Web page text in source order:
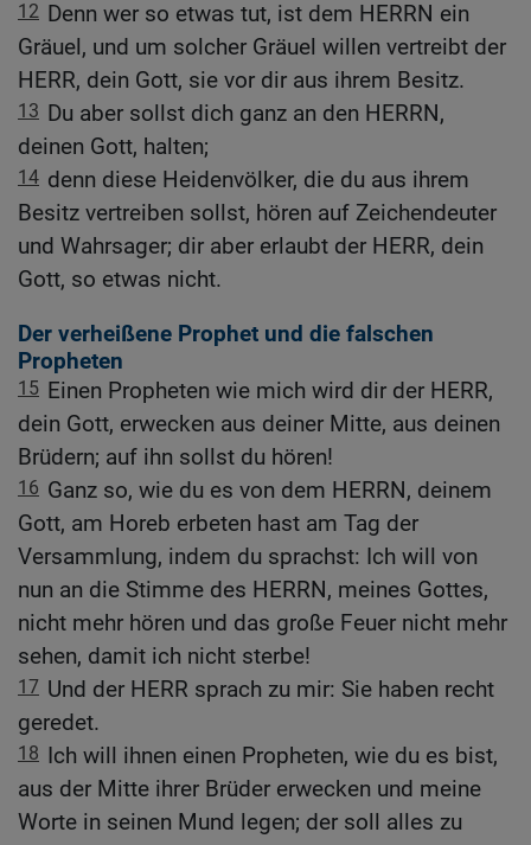
12 Denn wer so etwas tut, ist dem HERRN ein
Gräuel, und um solcher Gräuel willen vertreibt der
HERR, dein Gott, sie vor dir aus ihrem Besitz.
13 Du aber sollst dich ganz an den HERRN,
deinen Gott, halten;
14 denn diese Heidenvölker, die du aus ihrem
Besitz vertreiben sollst, hören auf Zeichendeuter
und Wahrsager; dir aber erlaubt der HERR, dein
Gott, so etwas nicht.
Der verheißene Prophet und die falschen
Propheten
15 Einen Propheten wie mich wird dir der HERR,
dein Gott, erwecken aus deiner Mitte, aus deinen
Brüdern; auf ihn sollst du hören!
16 Ganz so, wie du es von dem HERRN, deinem
Gott, am Horeb erbeten hast am Tag der
Versammlung, indem du sprachst: Ich will von
nun an die Stimme des HERRN, meines Gottes,
nicht mehr hören und das große Feuer nicht mehr
sehen, damit ich nicht sterbe!
17 Und der HERR sprach zu mir: Sie haben recht
geredet.
18 Ich will ihnen einen Propheten, wie du es bist,
aus der Mitte ihrer Brüder erwecken und meine
Worte in seinen Mund legen; der soll alles zu